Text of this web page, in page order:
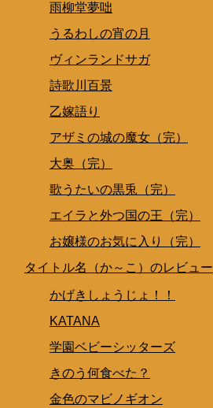
雨柳堂夢咄
うるわしの宵の月
ヴィンランドサガ
詩歌川百景
乙嫁語り
アザミの城の魔女（完）
大奥（完）
歌うたいの黒兎（完）
エイラと外つ国の王（完）
お嬢様のお気に入り（完）
タイトル名（か～こ）のレビュー
かげきしょうじょ！！
KATANA
学園ベビーシッターズ
きのう何食べた？
金色のマビノギオン